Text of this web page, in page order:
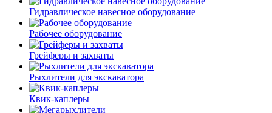
Гидравлическое навесное оборудование
Рабочее оборудование
Грейферы и захваты
Рыхлители для экскаватора
Квик-каплеры